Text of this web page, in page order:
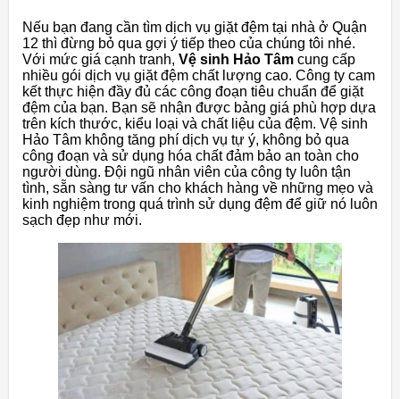
Nếu bạn đang cần tìm dịch vụ giặt đệm tại nhà ở Quận
12 thì đừng bỏ qua gợi ý tiếp theo của chúng tôi nhé.
Với mức giá cạnh tranh, Vệ sinh Hảo Tâm cung cấp
nhiều gói dịch vụ giặt đệm chất lượng cao. Công ty cam
kết thực hiện đầy đủ các công đoạn tiêu chuẩn để giặt
đệm của bạn. Bạn sẽ nhận được bảng giá phù hợp dựa
trên kích thước, kiểu loại và chất liệu của đệm. Vệ sinh
Hảo Tâm không tăng phí dịch vụ tự ý, không bỏ qua
công đoạn và sử dụng hóa chất đảm bảo an toàn cho
người dùng. Đội ngũ nhân viên của công ty luôn tận
tình, sẵn sàng tư vấn cho khách hàng về những mẹo và
kinh nghiệm trong quá trình sử dụng đệm để giữ nó luôn
sạch đẹp như mới.